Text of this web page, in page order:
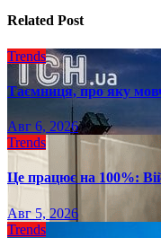
записям
Related Post
Trends
Таємниця, про яку
Авг 6, 2026
Trends
Це працює на 100%:
Авг 5, 2026
Trends